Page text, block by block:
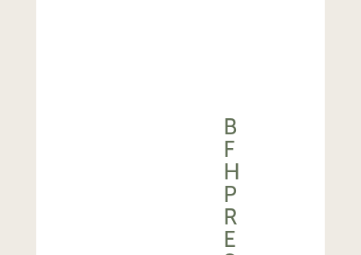
B
F
H
P
R
E